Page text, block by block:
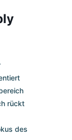
rückt
des